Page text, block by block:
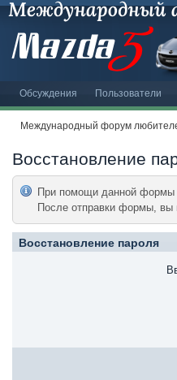
Обсуждения Пользователи
Международный форум
Восстановление
При помощи данной формы
После отправки формы, вы
Восстановление пароля